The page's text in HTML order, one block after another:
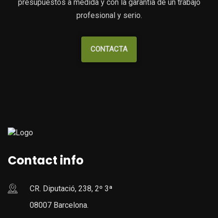
presupuestos a medida y con la garantía de un trabajo
profesional y serio.
CONTACTA
Contact info
CR. Diputació, 238, 2º 3ª
08007 Barcelona.